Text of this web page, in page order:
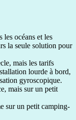
les océans et les
la seule solution pour
mais les tarifs
lourde à bord,
gyroscopique.
mais sur un petit
sur un petit camping-